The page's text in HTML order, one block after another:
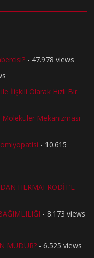
- 47.978 views
İlişkili Olarak Hızlı Bir
Moleküler Mekanizması -
- 10.615
HERMAFRODİT’E -
- 8.173 views
MÜDÜR? - 6.525 views